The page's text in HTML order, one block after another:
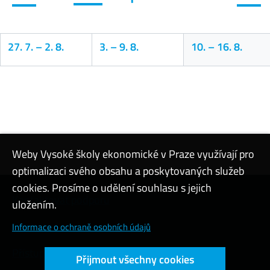
27. 7.–2. 8. 3.–9. 8. 10.–16. 8.
Kontaktovat podporu
Nastavení cookies
Přístupnost webu
Weby Vysoké školy ekonomické v Praze využívají pro
optimalizaci svého obsahu a poskytovaných služeb
cookies. Prosíme o udělení souhlasu s jejich
uložením.
Informace o ochraně osobních údajů
Přijmout všechny cookies